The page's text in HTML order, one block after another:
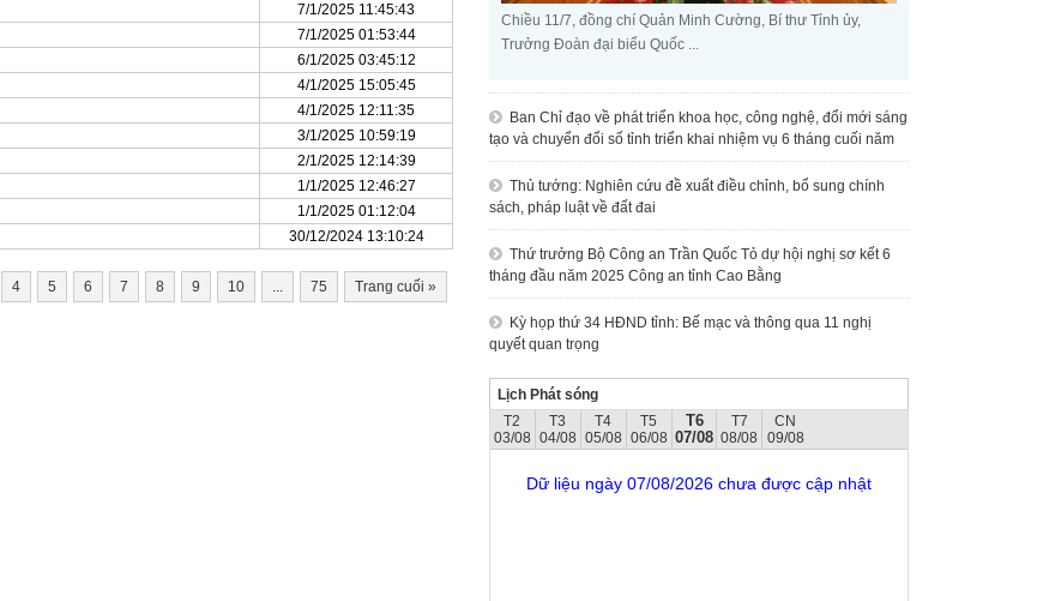
7/1/2025 11:45:43
7/1/2025 01:53:44
6/1/2025 03:45:12
4/1/2025 15:05:45
4/1/2025 12:11:35
3/1/2025 10:59:19
2/1/2025 12:14:39
1/1/2025 12:46:27
1/1/2025 01:12:04
30/12/2024 13:10:24
4 5 6 7 8 9 10 ... 75 Trang cuối »
Chiều 11/7, đồng chí Quản Minh Cường, Bí thư Tỉnh ủy,
Trưởng Đoàn đại biểu Quốc ...
Ban Chỉ đạo về phát triển khoa học, công nghệ, đổi mới sáng
tạo và chuyển đổi số tỉnh triển khai nhiệm vụ 6 tháng cuối năm
Thủ tướng: Nghiên cứu đề xuất điều chỉnh, bổ sung chính
sách, pháp luật về đất đai
Thứ trưởng Bộ Công an Trần Quốc Tỏ dự hội nghị sơ kết 6
tháng đầu năm 2025 Công an tỉnh Cao Bằng
Kỳ họp thứ 34 HĐND tỉnh: Bế mạc và thông qua 11 nghị
quyết quan trọng
Lịch Phát sóng
T2
03/08
T3
04/08
T4
05/08
T5
06/08
T6
07/08
T7
08/08
CN
09/08
Dữ liệu ngày 07/08/2026 chưa được cập nhật